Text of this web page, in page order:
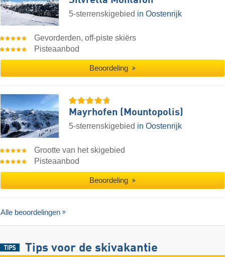
5-sterrenskigebied in Oostenrijk
Gevorderden, off-piste skiërs
Pisteaanbod
Beoordeling
Mayrhofen (Mountopolis)
5-sterrenskigebied in Oostenrijk
Grootte van het skigebied
Pisteaanbod
Beoordeling
Alle beoordelingen
Tips voor de skivakantie